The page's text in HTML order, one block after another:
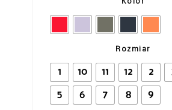
Kolor
Rozmiar
1 10 11 12 2
5
6 7 8 9